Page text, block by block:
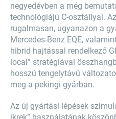
negyedévben a még
technológiájú C-osztállyal.
rugalmasan, ugyanazon a
Mercedes-Benz EQE,
hibrid hajtással rendelkező
local” stratégiával
hosszú tengelytávú
meg a pekingi gyárban.
Az új gyártási lépések